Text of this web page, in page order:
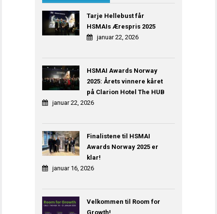
Tarje Hellebust får
HSMAIs Ærespris 2025
januar 22, 2026
HSMAI Awards Norway
2025: Årets vinnere kåret
på Clarion Hotel The HUB
januar 22, 2026
Finalistene til HSMAI
Awards Norway 2025 er
klar!
januar 16, 2026
Velkommen til Room for
Growth!